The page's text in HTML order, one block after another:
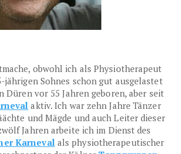
obwohl ich als Physiotherapeut
jährigen Sohnes schon gut ausgelastet
Düren vor 55 Jahren geboren, aber seit
aktiv. Ich war zehn Jahre Tänzer
und Mägde und auch Leiter dieser
Jahren arbeite ich im Dienst des
Karneval als physiotherapeutischer